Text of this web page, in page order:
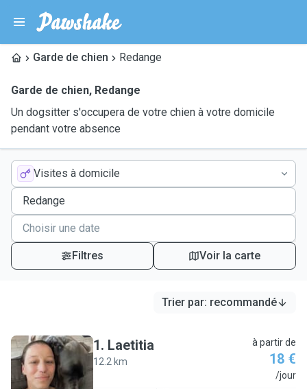
Garde de chien Redange
Garde de chien, Redange
Un dogsitter s'occupera de votre chien à votre domicile
pendant votre absence
Visites à domicile
Filtres Voir la carte
Trier par: recommandé
L
1. Laetitia
12.2 km
à partir de
18 €
/jour